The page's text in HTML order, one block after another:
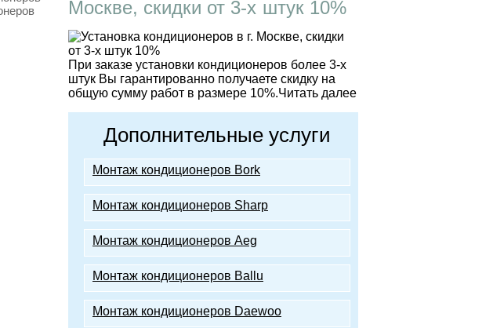
Москве, скидки от 3-х штук 10%
При заказе установки кондиционеров более 3-х
штук Вы гарантированно получаете скидку на
общую сумму работ в размере 10%.Читать далее
Дополнительные услуги
Монтаж кондиционеров Bork
Монтаж кондиционеров Sharp
Монтаж кондиционеров Аeg
Монтаж кондиционеров Ballu
Монтаж кондиционеров Daewoo